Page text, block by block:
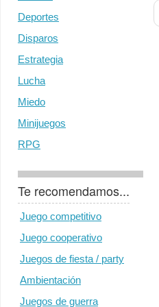
Deportes
Disparos
Estrategia
Lucha
Miedo
Minijuegos
RPG
Te recomendamos...
Juego competitivo
Juego cooperativo
Juegos de fiesta / party
Ambientación
Juegos de guerra